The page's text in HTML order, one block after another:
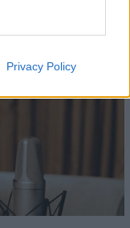
Privacy Policy